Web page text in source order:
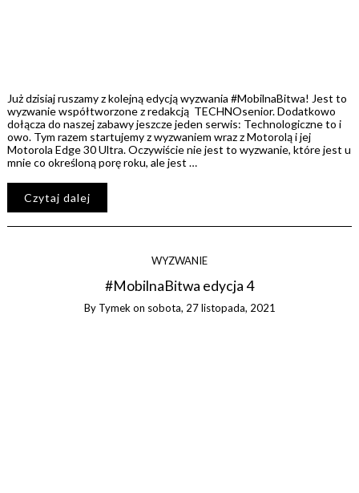
Już dzisiaj ruszamy z kolejną edycją wyzwania #MobilnaBitwa! Jest to
wyzwanie współtworzone z redakcją TECHNOsenior. Dodatkowo
dołącza do naszej zabawy jeszcze jeden serwis: Technologiczne to i
owo. Tym razem startujemy z wyzwaniem wraz z Motorolą i jej
Motorola Edge 30 Ultra. Oczywiście nie jest to wyzwanie, które jest u
mnie co określoną porę roku, ale jest …
Czytaj dalej
WYZWANIE
#MobilnaBitwa edycja 4
By Tymek on sobota, 27 listopada, 2021